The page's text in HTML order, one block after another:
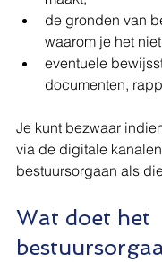
de gronden van
waarom je het
eventuele
documenten,
Je kunt bezwaar
via de digitale
bestuursorgaan als
Wat doet het